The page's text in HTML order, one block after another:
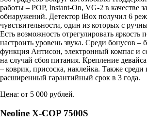
работы – POP, Instant-On, VG-2 в качестве
обнаружений. Детектор iBox получил 6
чувствительности, один из которых с
Есть возможность отрегулировать яркость
настроить уровень звука. Среди бонусов –
функция Антисон, электронный компас и
на случай сбоя питания. Крепление
– коврик, присоска, наклейка. Также
расширенный гарантийный срок в 3 года.
Цена: от 5 000 рублей.
Neoline X-COP 7500S